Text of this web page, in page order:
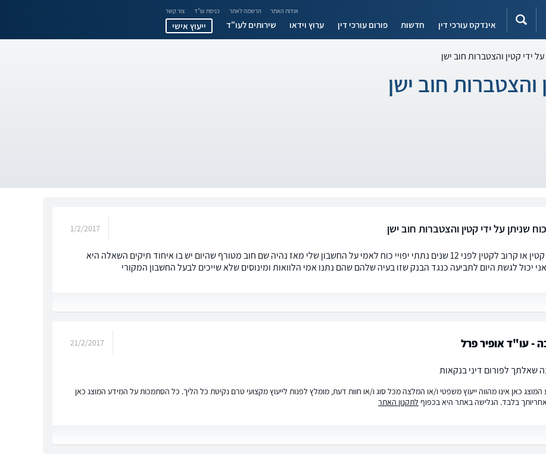
אודות האתר הרשמה לאתר כניסת עו"ד צור קשר
אינדקס עורכי דין חדשות פורום עורכי דין ערוץ וידאו שירותים לעו"ד ייעוץ אישי
על ידי קטין והצטברות חוב ישן
והצטברות חוב ישן
כוח שניתן על ידי קטין והצטברות חוב ישן 1/2/2017
בתור קטין או קרוב לקטין לפני 12 שנים נתתי יפויי כוח לאמי על החשבון שלי מאז נהיה שם חוב מטורף שהיום יש בו איחוד תיקים השאלה היא
יכול לגשת היום לתביעה כנגד הבנק שזו בעיה שלהם שהם נתנו אמי הלוואות ומינוסים שלא שייכים לבעל החשבון המקורי
- עו"ד אופיר פרל 21/2/2017
שאלתך לפורום דיני בנקאות
המוצג כאן אינו מהווה ייעוץ משפטי ו/או המלצה מכל סוג ו/או חוות דעת, מומלץ לפנות לייעוץ מקצועי טרם נקיטת כל הליך. כל הסתמכות על המידע המוצג כאן
בלבד. הגלישה באתר היא בכפוף לתקנון האתר